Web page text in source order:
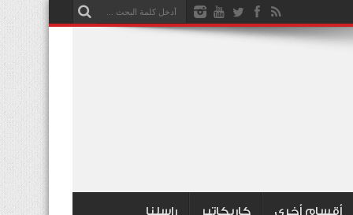
أقسام أخرى كاريكاتير راسلنا